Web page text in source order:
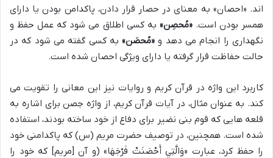
اند. «احصان» به معنای در حصار قرار دادن، پاکدامن بودن یا دارای
همسر بودن است.«مُحصِن» به کسی اطلاق می شود که عمل حفظ و
نگهداری را انجام می دهد و «مُحصَن»به کسی گفته می شود که در
حالت حفاظت قرار گرفته یا دارای ویژگی احصان شده است.
کاربرد این واژه در قرآن کریم و روایات نیز این معانی را تقویت می
کند. به عنوان مثال، در آیات قرآن کریم، از واژه حِصن برای اشاره به
قلعه هایی که قوم بنی نضیر برای دفاع از خود ساخته بودند، استفاده
شده است. همچنین، در توصیف حضرت مریم (س) که پاکدامنی خود
را حفظ کرد، عبارت «وَالَّتِي أَحْصَنَتْ فَرْجَهَا» (و آن [مریم] که خود را